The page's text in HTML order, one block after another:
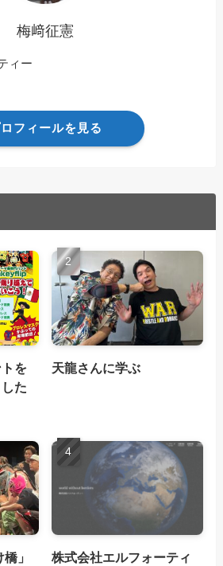
梅﨑征憲
ィー
フィールを見る
を
た
天龍さんに学ぶ
」
株式会社エルフォーティ